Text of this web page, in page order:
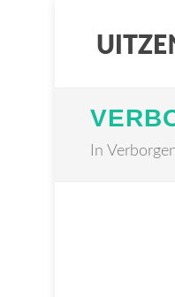
In